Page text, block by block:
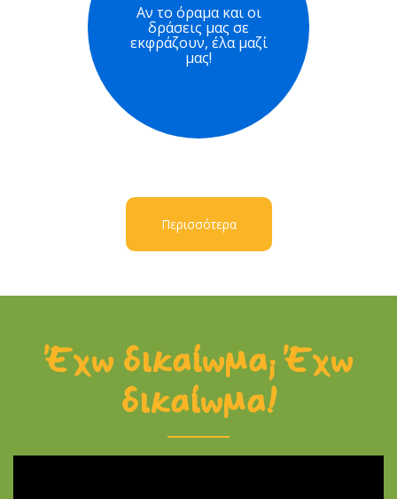
Αν το όραμα και οι
δράσεις μας σε
εκφράζουν, έλα μαζί
μας!
Περισσότερα
Έχω δικαίωμα; Έχω
δικαίωμα!